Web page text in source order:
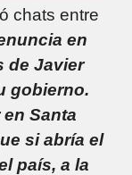
chats entre
en
de Javier
gobierno.
Santa
si abría el
país, a la